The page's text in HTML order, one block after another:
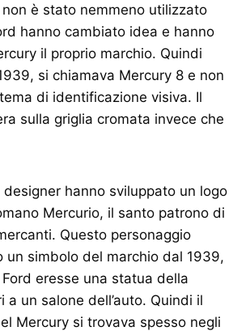
è stato nemmeno utilizzato
hanno cambiato idea e hanno
il proprio marchio. Quindi
si chiamava Mercury 8 e non
di identificazione visiva. Il
sulla griglia cromata invece che
hanno sviluppato un logo
Mercurio, il santo patrono di
Questo personaggio
un simbolo del marchio dal 1939,
eresse una statua della
un salone dell’auto. Quindi il
Mercury si trovava spesso negli